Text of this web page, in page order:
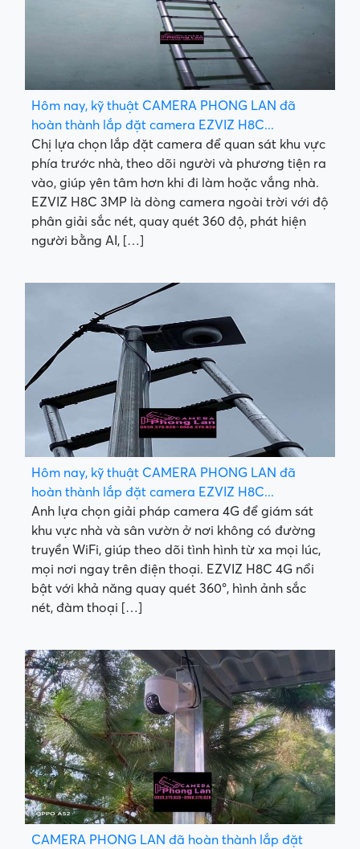
Hôm nay, kỹ thuật CAMERA PHONG LAN đã
hoàn thành lắp đặt camera EZVIZ H8C...
Chị lựa chọn lắp đặt camera để quan sát khu vực
phía trước nhà, theo dõi người và phương tiện ra
vào, giúp yên tâm hơn khi đi làm hoặc vắng nhà.
EZVIZ H8C 3MP là dòng camera ngoài trời với độ
phân giải sắc nét, quay quét 360 độ, phát hiện
người bằng AI, […]
Hôm nay, kỹ thuật CAMERA PHONG LAN đã
hoàn thành lắp đặt camera EZVIZ H8C...
Anh lựa chọn giải pháp camera 4G để giám sát
khu vực nhà và sân vườn ở nơi không có đường
truyền WiFi, giúp theo dõi tình hình từ xa mọi lúc,
mọi nơi ngay trên điện thoại. EZVIZ H8C 4G nổi
bật với khả năng quay quét 360°, hình ảnh sắc
nét, đàm thoại […]
CAMERA PHONG LAN đã hoàn thành lắp đặt